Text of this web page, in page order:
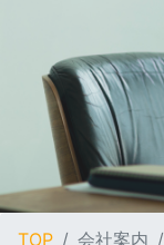
TOP 会社案内